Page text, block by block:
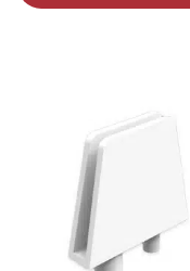
muunnelma.
valinnat
tuotteen